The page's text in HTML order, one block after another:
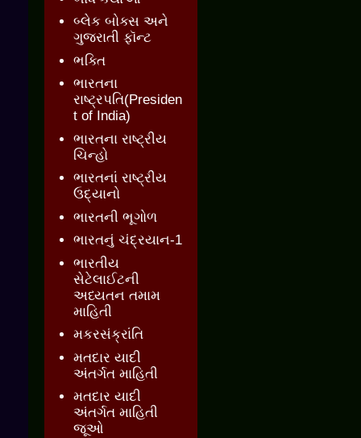
બ્લેક બોક્સ અને
ગુજરાતી ફૉન્ટ
ભક્તિ
ભારતના
રાષ્ટ્રપતિ(Presiden
t of India)
ભારતના રાષ્ટ્રીય
ચિન્હો
ભારતનાં રાષ્ટ્રીય
ઉદ્યાનો
ભારતની ભૂગોળ
ભારતનું ચંદ્રયાન-1
ભારતીય
સેટેલાઈટની
અધ્યતન તમામ
માહિતી
મકરસંક્રાંતિ
મતદાર યાદી
અંતર્ગત માહિતી
મતદાર યાદી
અંતર્ગત માહિતી
જૂઓ